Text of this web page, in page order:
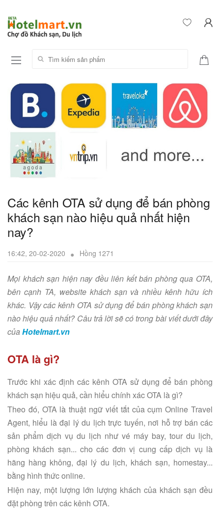
Tìm kiếm sản phẩm:
Các kênh OTA sử dụng để bán phòng
khách sạn nào hiệu quả nhất hiện
nay?
16:42, 20-02-2020 Hồng 1271
Mọi khách sạn hiện nay đều liên kết bán phòng qua OTA,
bên cạnh TA, website khách sạn và nhiều kênh hữu ích
khác. Vậy các kênh OTA sử dụng để bán phòng khách sạn
nào hiệu quả nhất? Câu trả lời sẽ có trong bài viết dưới đây
củaHotelmart.vn
OTA là gì?
Trước khi xác định các kênh OTA sử dụng để bán phòng
khách sạn hiệu quả, cần hiểu chính xác OTA là gì?
Theo đó, OTA là thuật ngữ viết tắt của cụm Online Travel
Agent, hiểu là đại lý du lịch trực tuyến, nơi hỗ trợ bán các
sản phẩm dịch vụ du lịch như vé máy bay, tour du lịch,
phòng khách sạn... cho các đơn vị cung cấp dịch vụ là
hãng hàng không, đại lý du lịch, khách sạn, homestay...
bằng hình thức online.
Hiện nay, một lượng lớn lượng khách của khách sạn đều
đặt phòng trên các kênh OTA.